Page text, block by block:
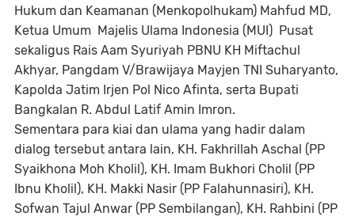
Hukum dan Keamanan (Menkopolhukam) Mahfud MD,
Ketua Umum Majelis Ulama Indonesia (MUI) Pusat
sekaligus Rais Aam Syuriyah PBNU KH Miftachul
Akhyar, Pangdam V/Brawijaya Mayjen TNI Suharyanto,
Kapolda Jatim Irjen Pol Nico Afinta, serta Bupati
Bangkalan R. Abdul Latif Amin Imron.
Sementara para kiai dan ulama yang hadir dalam
dialog tersebut antara lain, KH. Fakhrillah Aschal (PP
Syaikhona Moh Kholil), KH. Imam Bukhori Cholil (PP
Ibnu Kholil), KH. Makki Nasir (PP Falahunnasiri), KH.
Sofwan Tajul Anwar (PP Sembilangan), KH. Rahbini (PP